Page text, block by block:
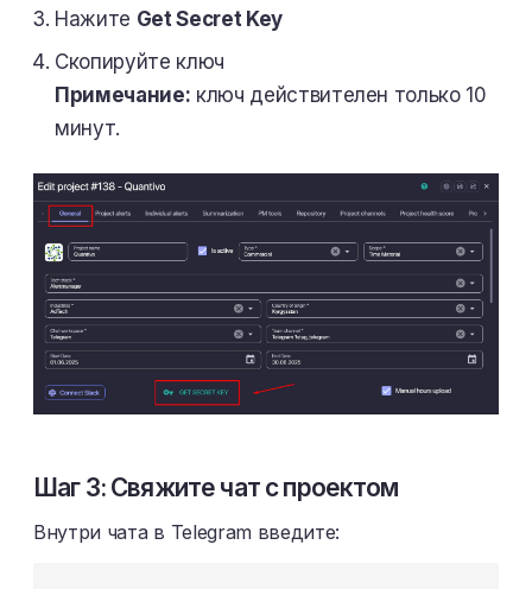
Нажите Get Secret Key
Скопируйте ключ
Примечание: ключ действителен только 10
минут.
Шаг 3: Свяжите чат с проектом
Внутри чата в Telegram введите: